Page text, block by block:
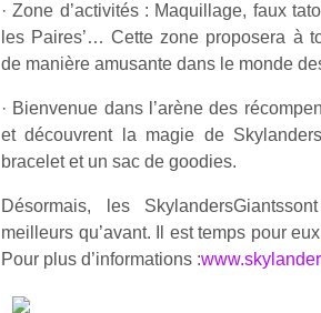
· Zone d’activités : Maquillage, faux
les Paires’… Cette zone proposera à
de manière amusante dans le monde
· Bienvenue dans l’arène des
et découvrent la magie de
bracelet et un sac de goodies.
Désormais, les
meilleurs qu’avant. Il est temps pour
Pour plus d’informations :